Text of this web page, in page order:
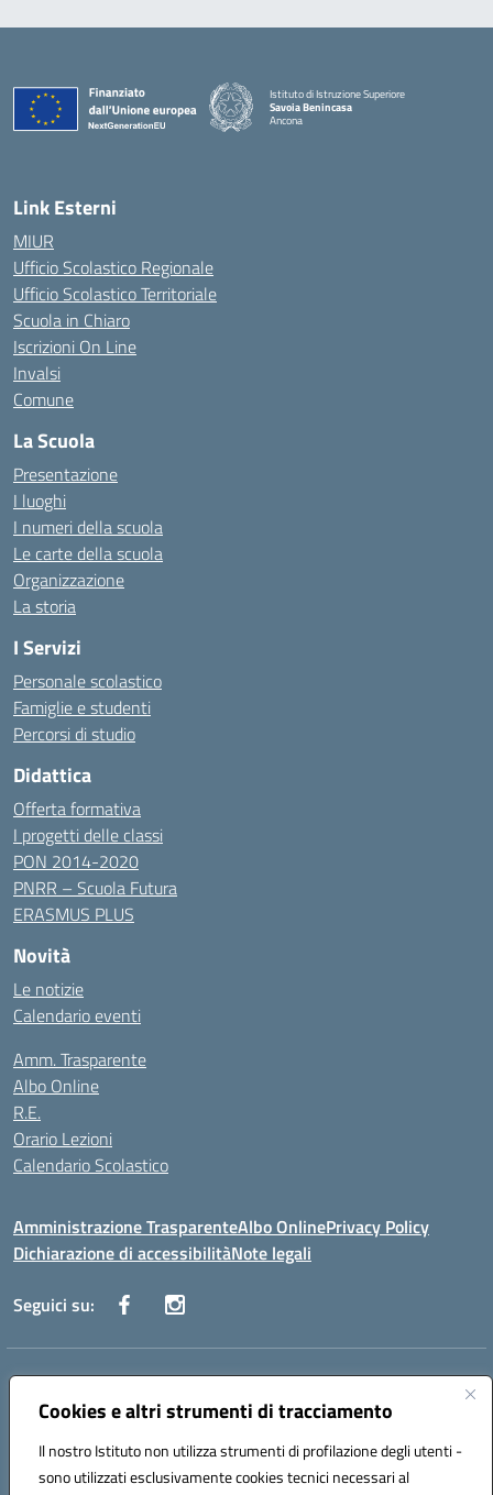
Cookies e altri strumenti di tracciamento
Il nostro Istituto non utilizza strumenti di profilazione degli utenti -
sono utilizzati esclusivamente cookies tecnici necessari al
Istituto di Istruzione Superiore
Savoia Benincasa
Ancona
Link Esterni
MIUR
Ufficio Scolastico Regionale
Ufficio Scolastico Territoriale
Scuola in Chiaro
Iscrizioni On Line
Invalsi
Comune
La Scuola
Presentazione
I luoghi
I numeri della scuola
Le carte della scuola
Organizzazione
La storia
I Servizi
Personale scolastico
Famiglie e studenti
Percorsi di studio
Didattica
Offerta formativa
I progetti delle classi
PON 2014-2020
PNRR – Scuola Futura
ERASMUS PLUS
Novità
Le notizie
Calendario eventi
Amm. Trasparente
Albo Online
R.E.
Orario Lezioni
Calendario Scolastico
Amministrazione TrasparenteAlbo OnlinePrivacy Policy
Dichiarazione di accessibilitàNote legali
Seguici su:
Indirizzo:Via Vecchini n. 2, Ancona 60123 - Via M. Marini n. 33, Ancona
60129
Posta elettronica certificata (PEC):anis01200g@pec.istruzione.it